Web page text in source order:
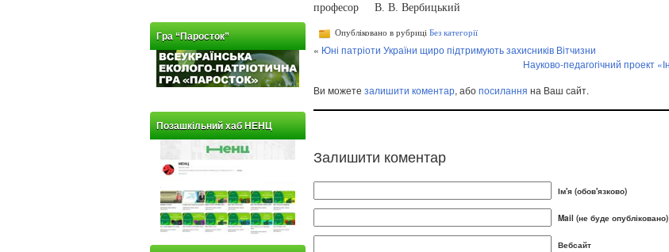
Гра “Паросток”
Позашкільний хаб НЕНЦ
професор В. В. Вербицький
Опубліковано в рубриці Без категорії
« Юні патріоти України щиро підтримують захисників Вітчизни
Науково-педагогічний проект
Ви можете залишити коментар, абопосилання на Ваш сайт.
Залишити коментар
Ім'я (обов'язково)
Mail (не буде
Вебсайт